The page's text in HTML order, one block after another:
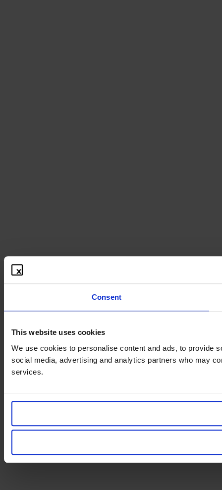
Consent
This website uses cookies
We use cookies to personalise content and ads, to provide
social media, advertising and analytics partners who may
services.